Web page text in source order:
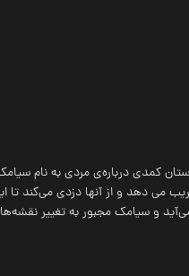
کمدی درباره‌ی مردی به نام
می دهد و از آنها دزدی می‌کند تا
و سیامک مجبور به تغییر